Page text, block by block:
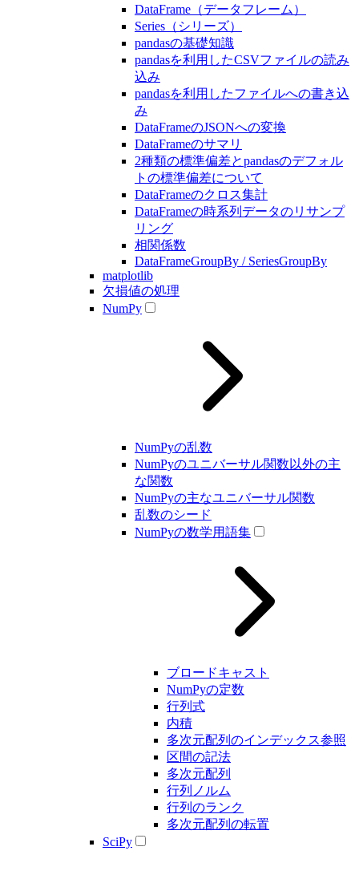
DataFrame（データフレーム）
Series（シリーズ）
pandasの基礎知識
pandasを利用したCSVファイルの読み
込み
pandasを利用したファイルへの書き込
み
DataFrameのJSONへの変換
DataFrameのサマリ
2種類の標準偏差とpandasのデフォル
トの標準偏差について
DataFrameのクロス集計
DataFrameの時系列データのリサンプ
リング
相関係数
DataFrameGroupBy / SeriesGroupBy
matplotlib
欠損値の処理
NumPy
NumPyの乱数
NumPyのユニバーサル関数以外の主
な関数
NumPyの主なユニバーサル関数
乱数のシード
NumPyの数学用語集
ブロードキャスト
NumPyの定数
行列式
内積
多次元配列のインデックス参照
区間の記法
多次元配列
行列ノルム
行列のランク
多次元配列の転置
SciPy